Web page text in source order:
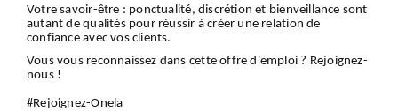
Votresavoir-être : ponctualité, discrétion et bienveillance sont
autant de qualités pour réussir à créer une relation de
confiance avec vos clients.
Vous vous reconnaissez dans cette offre d'emploi ? Rejoignez-
nous!
#Rejoignez-Onela